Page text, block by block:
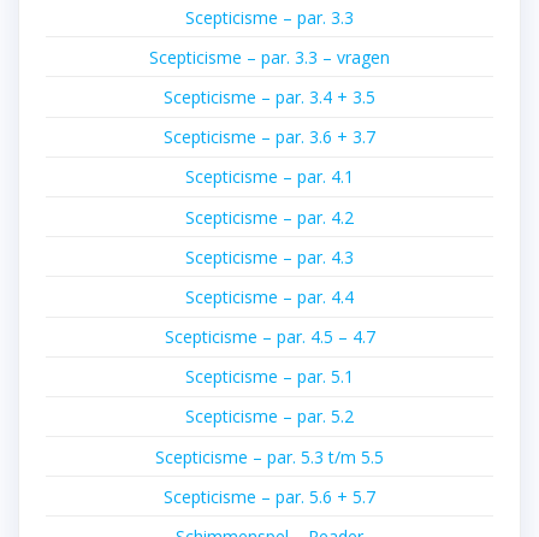
Scepticisme – par. 3.3
Scepticisme – par. 3.3 – vragen
Scepticisme – par. 3.4 + 3.5
Scepticisme – par. 3.6 + 3.7
Scepticisme – par. 4.1
Scepticisme – par. 4.2
Scepticisme – par. 4.3
Scepticisme – par. 4.4
Scepticisme – par. 4.5 – 4.7
Scepticisme – par. 5.1
Scepticisme – par. 5.2
Scepticisme – par. 5.3 t/m 5.5
Scepticisme – par. 5.6 + 5.7